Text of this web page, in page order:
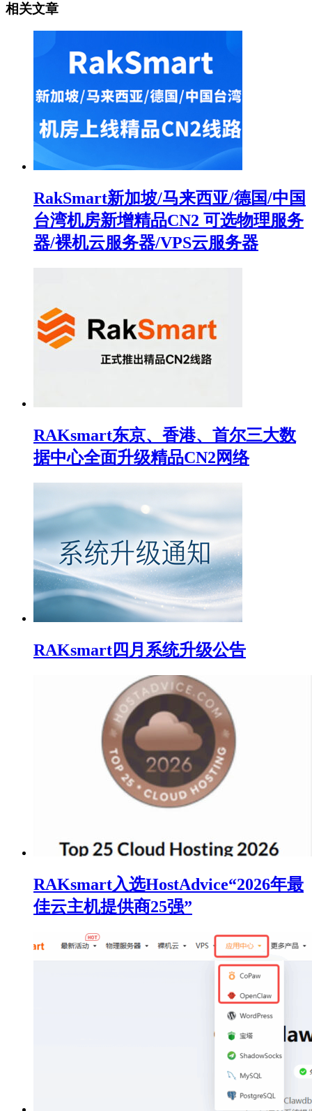
相关文章
RakSmart新加坡/马来西亚/德国/中国
台湾机房新增精品CN2 可选物理服务
器/裸机云服务器/VPS云服务器
RAKsmart东京、香港、首尔三大数
据中心全面升级精品CN2网络
RAKsmart四月系统升级公告
RAKsmart入选HostAdvice“2026年最
佳云主机提供商25强”